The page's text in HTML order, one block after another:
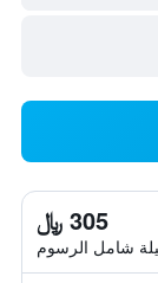
305 ﷼
شامل الرسوم